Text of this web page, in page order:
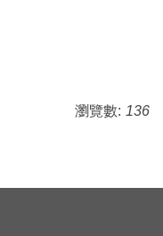
瀏覽數: 136